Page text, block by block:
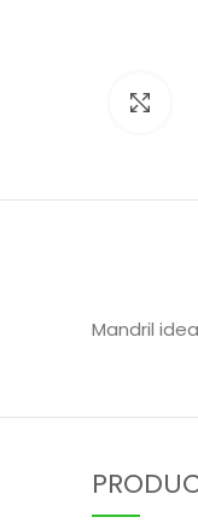
Mandril